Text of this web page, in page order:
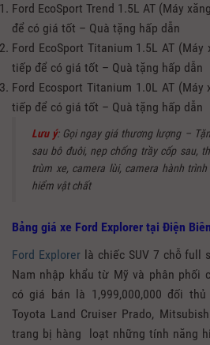
Ford EcoSport Trend 1.5L AT (Máy
để có giá tốt – Quà tặng hấp dẫn
Ford EcoSport Titanium 1.5L AT
tiếp để có giá tốt – Quà tặng hấp dẫn
Ford Ecosport Titanium 1.0L AT
tiếp để có giá tốt – Quà tặng hấp dẫn
Lưu ý: Gọi ngay giá thương lượng –
sau bô đuôi, nẹp chống trầy cốp sau,
trùm xe, camera lùi, camera hành
hiểm vật chất
Bảng giá xe Ford Explorer tại Điện Biên
Ford Explorerlà chiếc SUV 7 chỗ full
Nam nhập khẩu từ Mỹ và phân phối
có giá bán là 1,999,000,000 đối
Toyota Land Cruiser Prado,
trang bị hàng loạt những tính năng